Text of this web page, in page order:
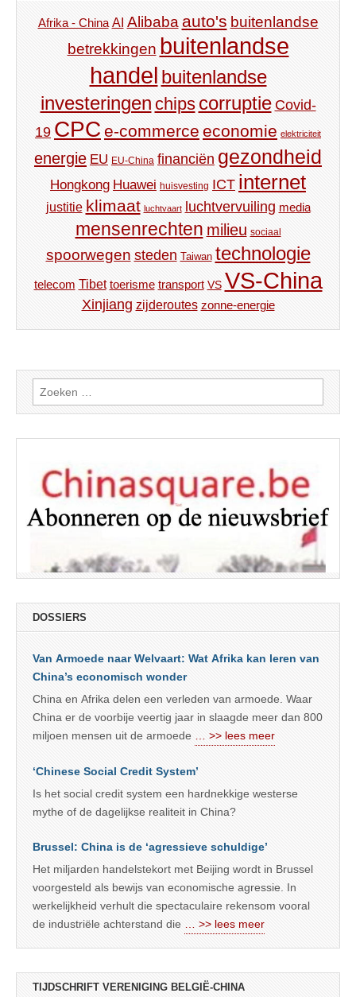
Afrika - China AI Alibaba auto's buitenlandse
betrekkingen buitenlandse
handel buitenlandse
investeringen chips corruptie Covid-
19 CPC e-commerce economie elektriciteit
energie EU EU-China financiën gezondheid
Hongkong Huawei huisvesting ICT internet
justitie klimaat luchtvaart luchtvervuiling media
mensenrechten milieu sociaal
spoorwegen steden Taiwan technologie
telecom Tibet toerisme transport VS VS-China
Xinjiang zijderoutes zonne-energie
Zoeken
naar:
DOSSIERS
Van Armoede naar Welvaart: Wat Afrika kan leren van
China’s economisch wonder
China en Afrika delen een verleden van armoede. Waar
China er de voorbije veertig jaar in slaagde meer dan 800
miljoen mensen uit de armoede
… >> lees meer
‘Chinese Social Credit System’
Is het social credit system een hardnekkige westerse
mythe of de dagelijkse realiteit in China?
Brussel: China is de ‘agressieve schuldige’
Het miljarden handelstekort met Beijing wordt in Brussel
voorgesteld als bewijs van economische agressie. In
werkelijkheid verhult die spectaculaire rekensom vooral
de industriële achterstand die
… >> lees meer
TIJDSCHRIFT VERENIGING BELGIË-CHINA